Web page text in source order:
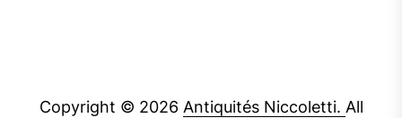
Copyright © 2026 Antiquités Niccoletti. All